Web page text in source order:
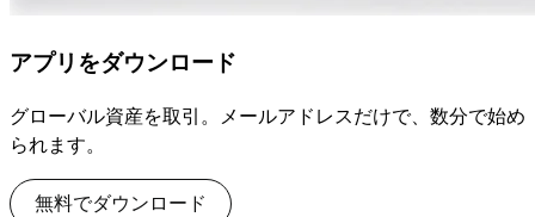
アプリをダウンロード
グローバル資産を取引。メールアドレスだけで、数分で始め
られます。
無料でダウンロード